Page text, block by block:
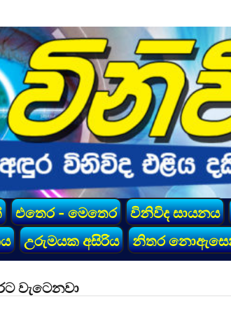
එතෙර - මෙතෙර විනිවිද සායනය
උරුමයක අසිරිය නිතර
වැටෙනවා